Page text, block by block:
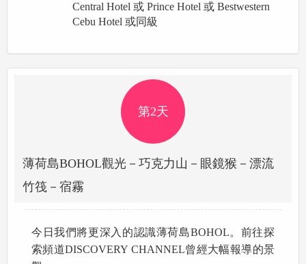
Central Hotel 或 Prince Hotel 或 Bestwestern
Cebu Hotel 或同級
第2天
薄荷島BOHOL觀光－巧克力山－眼鏡猴－漂流
竹筏－宿霧
今日我們將更深入的認識薄荷島BOHOL。前往探
索頻道DISCOVERY CHANNEL曾經大幅報導的景